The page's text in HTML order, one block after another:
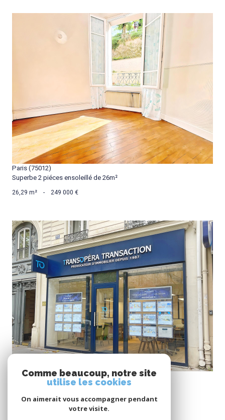
VOIR LE BIEN
Paris (75012)
Superbe 2 piéces ensoleillé de 26m²
26,29 m² - 249 000 €
VOIR LE BIEN
Paris (75011)
Appartement 2 pièces
34 m² - 320 000 €
Comme beaucoup, notre site
utilise les cookies
On aimerait vous accompagner pendant
votre visite.